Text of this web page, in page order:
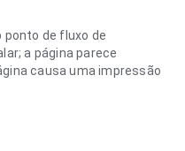
ponto de fluxo de
a página parece
causa uma impressão